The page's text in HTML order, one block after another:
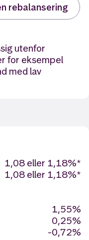
rebalansering
utenfor
for eksempel
med lav
1,08 eller 1,18%*
1,08 eller 1,18%*
1,55%
0,25%
-0,72%